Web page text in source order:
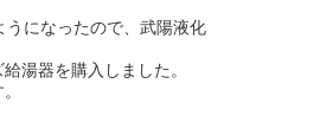
になったので、武陽液化
湯器を購入しました。